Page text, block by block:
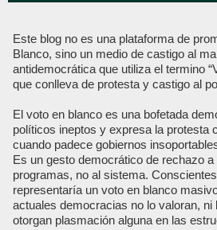
Este blog no es una plataforma de
Blanco, sino un medio de castigo al
antidemocrática que utiliza el termino
que conlleva de protesta y castigo al
El voto en blanco es una bofetada
políticos ineptos y expresa la protesta
cuando padece gobiernos
Es un gesto democrático de rechazo
programas, no al sistema.
representaría un voto en blanco
actuales democracias no lo valoran, ni
otorgan plasmación alguna en las